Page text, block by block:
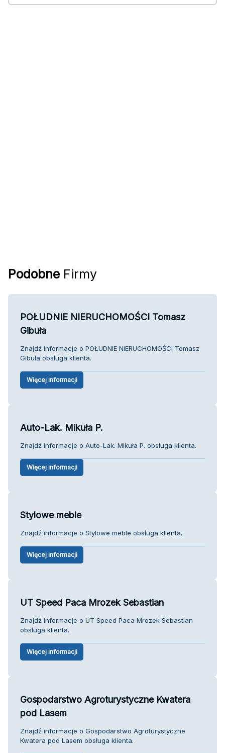
Podobne Firmy
POŁUDNIE NIERUCHOMOŚCI Tomasz
Gibuła
Znajdź informacje o POŁUDNIE NIERUCHOMOŚCI Tomasz
Gibuła obsługa klienta.
Więcej informacji
Auto-Lak. Mikuła P.
Znajdź informacje o Auto-Lak. Mikuła P. obsługa klienta.
Więcej informacji
Stylowe meble
Znajdź informacje o Stylowe meble obsługa klienta.
Więcej informacji
UT Speed Paca Mrozek Sebastian
Znajdź informacje o UT Speed Paca Mrozek Sebastian
obsługa klienta.
Więcej informacji
Gospodarstwo Agroturystyczne Kwatera
pod Lasem
Znajdź informacje o Gospodarstwo Agroturystyczne
Kwatera pod Lasem obsługa klienta.